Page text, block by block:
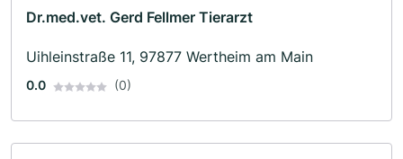
Dr.med.vet. Gerd Fellmer Tierarzt
Uihleinstraße 11, 97877 Wertheim am Main
0.0 (0)